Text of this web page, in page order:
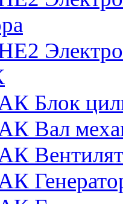
Блок
Вал